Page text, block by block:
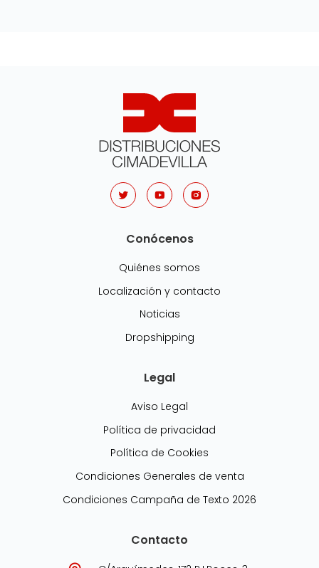
Conócenos
Quiénes somos
Localización y contacto
Noticias
Dropshipping
Legal
Aviso Legal
Política de privacidad
Política de Cookies
Condiciones Generales de venta
Condiciones Campaña de Texto 2026
Contacto